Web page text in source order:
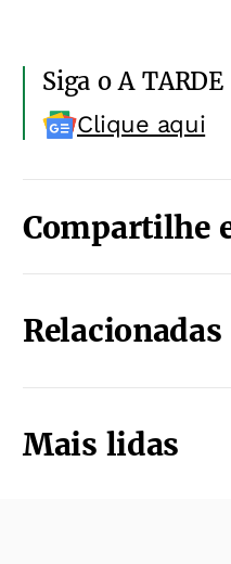
Siga o A
Clique aqui
Compartilhe
Relacionadas
Mais lidas